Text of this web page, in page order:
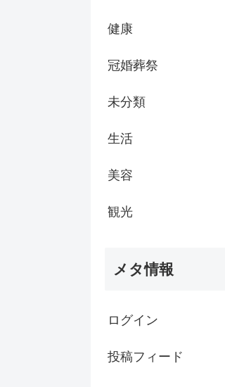
健康
冠婚葬祭
未分類
生活
美容
観光
メタ情報
ログイン
投稿フィード